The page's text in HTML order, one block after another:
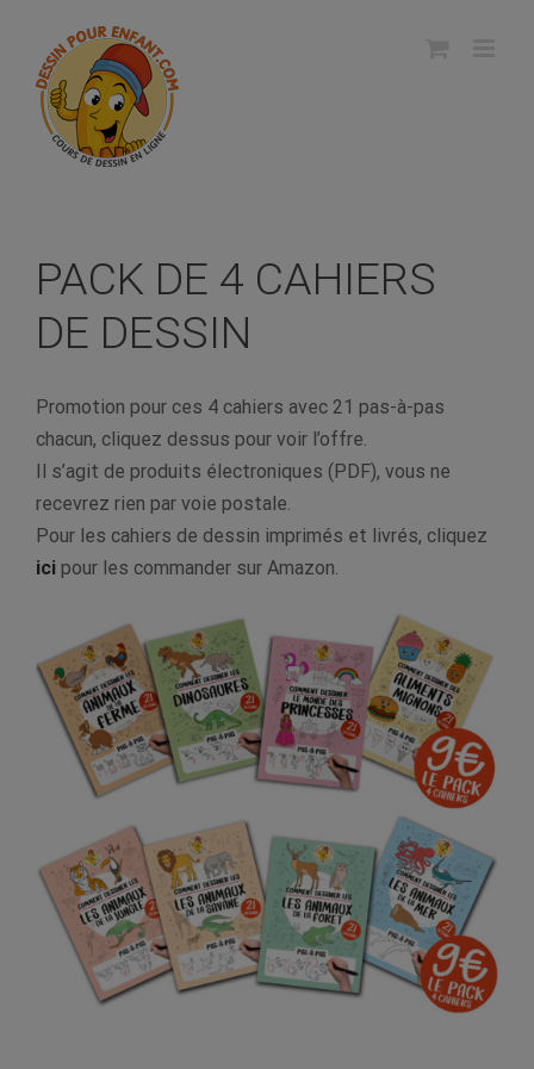
content
PACK DE 4 CAHIERS
DE DESSIN
Promotion pour ces 4 cahiers avec 21 pas-à-pas
chacun, cliquez dessus pour voir l’offre.
Il s’agit de produits électroniques (PDF), vous ne
recevrez rien par voie postale.
Pour les cahiers de dessin imprimés et livrés, cliquez
ici pour les commander sur Amazon.